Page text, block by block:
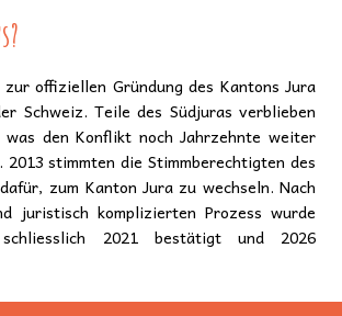
offiziellen Gründung des Kantons Jura
Schweiz. Teile des Südjuras verblieben
was den Konflikt noch Jahrzehnte weiter
2013 stimmten die Stimmberechtigten des
zum Kanton Jura zu wechseln. Nach
juristisch komplizierten Prozess wurde
2021 bestätigt und 2026